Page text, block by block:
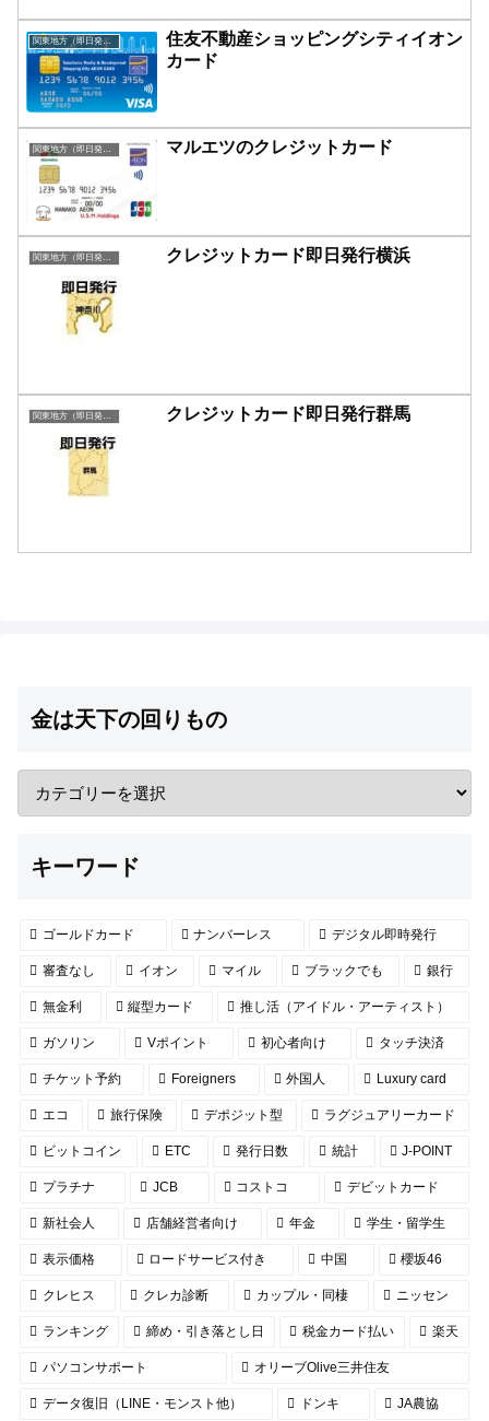
関東地方（即日発行）
住友不動産ショッピングシティイオン
カード
関東地方（即日発行） マルエツのクレジットカード
関東地方（即日発行） クレジットカード即日発行横浜
関東地方（即日発行） クレジットカード即日発行群馬
金は天下の回りもの
キーワード
ゴールドカード ナンバーレス デジタル即時発行
審査なし イオン マイル ブラックでも 銀行
無金利 縦型カード 推し活（アイドル・アーティスト）
ガソリン Vポイント 初心者向け タッチ決済
チケット予約 Foreigners 外国人 Luxury card
エコ 旅行保険 デポジット型 ラグジュアリーカード
ビットコイン ETC 発行日数 統計 J-POINT
プラチナ JCB コストコ デビットカード
新社会人 店舗経営者向け 年金 学生・留学生
表示価格 ロードサービス付き 中国 櫻坂46
クレヒス クレカ診断 カップル・同棲 ニッセン
ランキング 締め・引き落とし日 税金カード払い 楽天
パソコンサポート オリーブOlive三井住友
データ復旧（LINE・モンスト他） ドンキ JA農協